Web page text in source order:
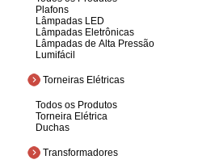
Plafons
Lâmpadas LED
Lâmpadas Eletrônicas
Lâmpadas de Alta Pressão
Lumifácil
Torneiras Elétricas
Todos os Produtos
Torneira Elétrica
Duchas
Transformadores